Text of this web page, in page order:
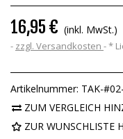
16,95 € (inkl. MwSt.)
zzgl. Versandkosten *
Artikelnummer: TAK-
ZUM VERGLEICH
ZUR WUNSCHLISTE